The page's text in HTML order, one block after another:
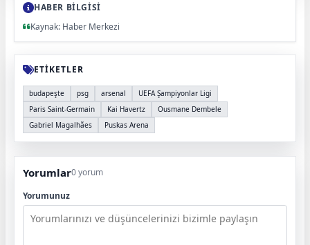
HABER BİLGİSİ
Kaynak: Haber Merkezi
ETİKETLER
budapeşte psg arsenal
UEFA Şampiyonlar Ligi
Paris Saint-Germain
Kai Havertz
Ousmane Dembele
Gabriel Magalhães
Puskas Arena
Yorumlar0 yorum
Yorumunuz